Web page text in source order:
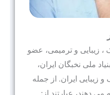
زیبایی و ترمیمی، عضو
ملی نخبگان ایران،
زیبایی ایران. از جمله
می دهند، عبارتند از: